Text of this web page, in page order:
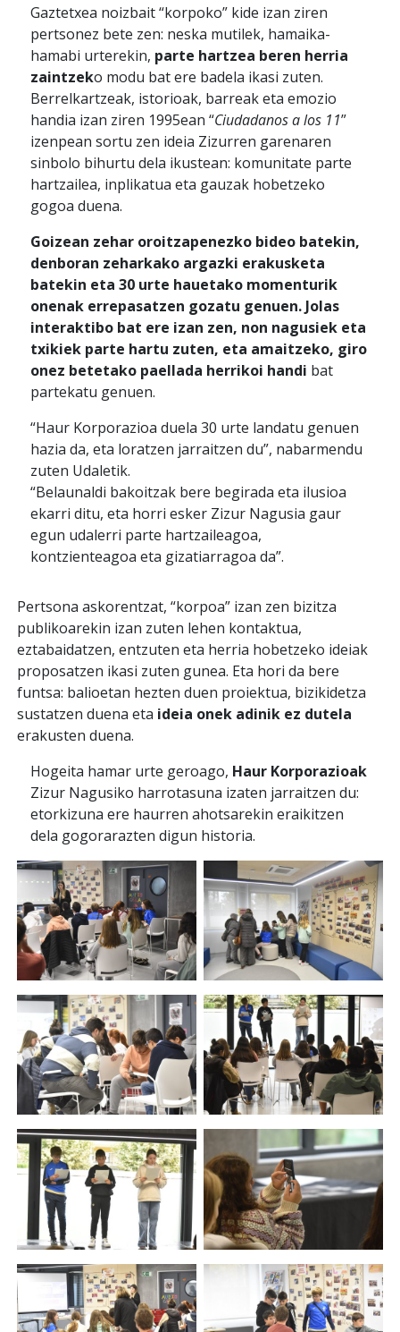
Gaztetxea noizbait “korpoko” kide izan ziren
pertsonez bete zen: neska mutilek, hamaika-
hamabi urterekin, parte hartzea beren herria
zaintzeko modu bat ere badela ikasi zuten.
Berrelkartzeak, istorioak, barreak eta emozio
handia izan ziren 1995ean “Ciudadanos a los 11”
izenpean sortu zen ideia Zizurren garenaren
sinbolo bihurtu dela ikustean: komunitate parte
hartzailea, inplikatua eta gauzak hobetzeko
gogoa duena.
Goizean zehar oroitzapenezko bideo batekin,
denboran zeharkako argazki erakusketa
batekin eta 30 urte hauetako momenturik
onenak errepasatzen gozatu genuen. Jolas
interaktibo bat ere izan zen, non nagusiek eta
txikiek parte hartu zuten, eta amaitzeko, giro
onez betetako paellada herrikoi handi bat
partekatu genuen.
“Haur Korporazioa duela 30 urte landatu genuen
hazia da, eta loratzen jarraitzen du”, nabarmendu
zuten Udaletik.
“Belaunaldi bakoitzak bere begirada eta ilusioa
ekarri ditu, eta horri esker Zizur Nagusia gaur
egun udalerri parte hartzaileagoa,
kontzienteagoa eta gizatiarragoa da”.
Pertsona askorentzat, “korpoa” izan zen bizitza
publikoarekin izan zuten lehen kontaktua,
eztabaidatzen, entzuten eta herria hobetzeko ideiak
proposatzen ikasi zuten gunea. Eta hori da bere
funtsa: balioetan hezten duen proiektua, bizikidetza
sustatzen duena eta ideia onek adinik ez dutela
erakusten duena.
Hogeita hamar urte geroago, Haur Korporazioak
Zizur Nagusiko harrotasuna izaten jarraitzen du:
etorkizuna ere haurren ahotsarekin eraikitzen
dela gogorarazten digun historia.